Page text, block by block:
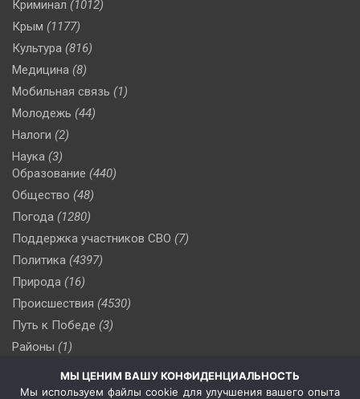
Криминал (1012)
Крым (1177)
Культура (816)
Медицина (8)
Мобильная связь (1)
Молодежь (44)
Налоги (2)
Наука (3)
Образование (440)
Общество (48)
Погода (1280)
Поддержка участников СВО (7)
Политика (4397)
Природа (16)
Происшествия (4530)
Путь к Победе (3)
Районы (1)
(510)
Сельское хозяйство (3)
МЫ ЦЕНИМ ВАШУ КОНФИДЕНЦИАЛЬНОСТЬ
Мы используем файлы cookie для улучшения вашего опыта